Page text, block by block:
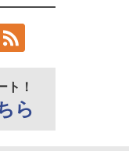
ト！
ら